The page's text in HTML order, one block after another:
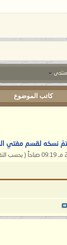
كاتب الموضوع
تمّ نسخه لقسم مفتي